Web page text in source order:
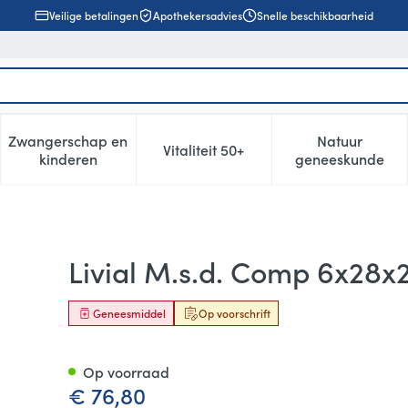
Veilige betalingen Apothekersadvies Snelle beschikbaarheid
verzorging en hygiëne categorie
voor Dieet, voeding en vitamines categorie
Zwangerschap en
kinderenToon submenu voor Zwangerschap en kinderen
Vitaliteit 50+Toon submenu voor Vitaliteit
Natuur
geneeskunde
Toon
Livial M.s.d. Comp
Op voorschrift
Geneesmiddel
€ 76,80
Op voorraad